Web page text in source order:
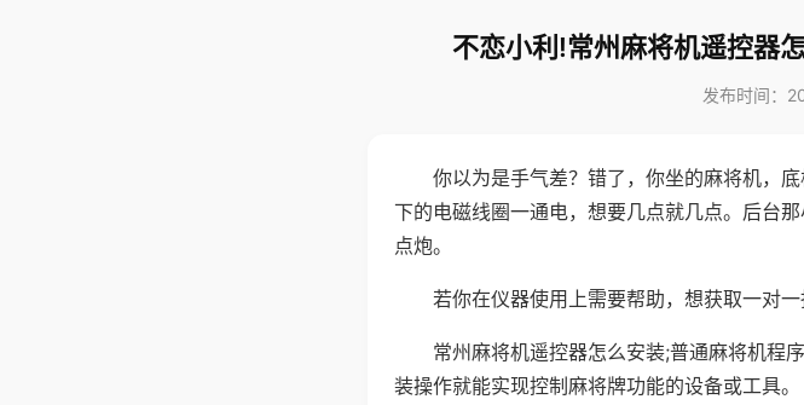
不恋小利!常州麻将机遥控器
发布时间：
你以为是手气差？错了，你坐的麻将机，
下的电磁线圈一通电，想要几点就几点。后台
点炮。
若你在仪器使用上需要帮助，想获取一对
常州麻将机遥控器怎么安装;普通麻将机程
装操作就能实现控制麻将牌功能的设备或工具。